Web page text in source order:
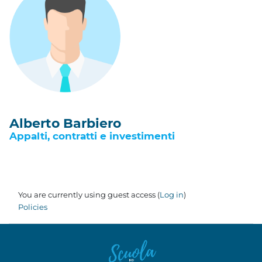
Alberto Barbiero
Appalti, contratti e investimenti
You are currently using guest access (Log in)
Policies